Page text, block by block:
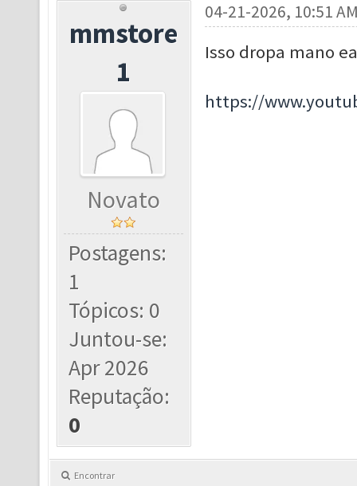
mmstore
1
Novato
Postagens:
1
Tópicos: 0
Juntou-se:
Apr 2026
Reputação:
0
04-21-2026, 10:51
Isso dropa mano
https://
Encontrar